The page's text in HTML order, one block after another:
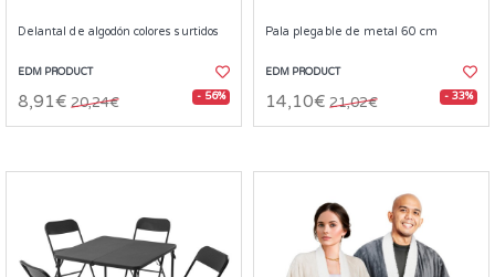
Delantal de algodón colores surtidos
EDM PRODUCT
8,91€ 20,24€ - 56%
Pala plegable de metal 60 cm
EDM PRODUCT
14,10€ 21,02€ - 33%